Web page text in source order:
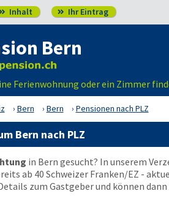
Inhalt  Ihr Eintrag
Bern
Ferienwohnung oder ein Zimmer
Bern Bern Pensionen nach PLZ
Bern nach PLZ
in Bern gesucht? In unserem
ab 40 Schweizer Franken/EZ -
zum Gastgeber und können